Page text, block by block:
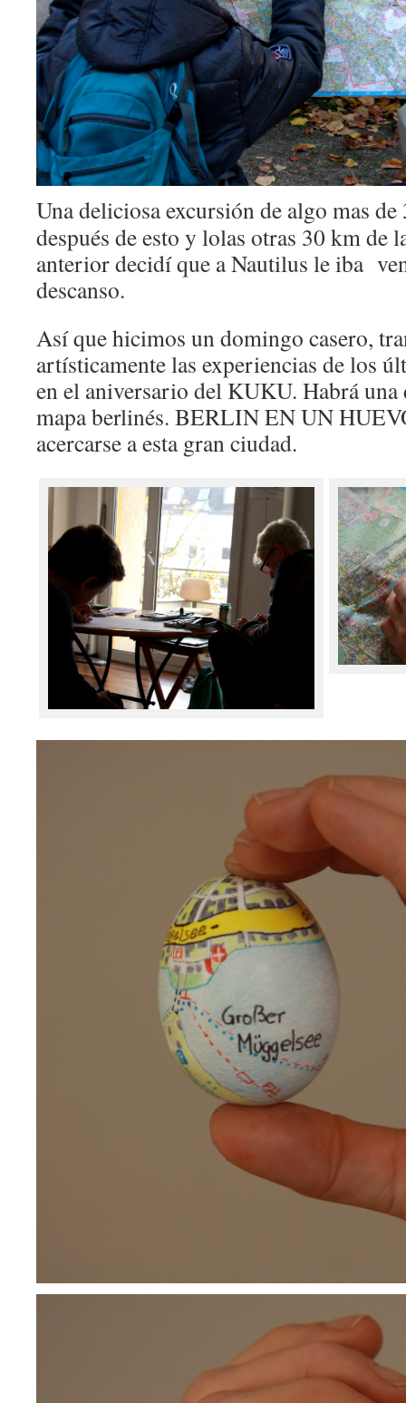
Una deliciosa excursión de algo mas
después de esto y lolas otras 30 km de
anterior decidí que a Nautilus le iba
descanso.
Así que hicimos un domingo casero,
artísticamente las experiencias de los
en el aniversario del KUKU. Habrá
mapa berlinés. BERLIN EN UN
acercarse a esta gran ciudad.